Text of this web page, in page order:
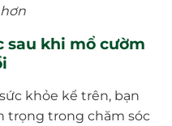
sau khi mổ cườm
khỏe kể trên, bạn
trọng trong chăm sóc